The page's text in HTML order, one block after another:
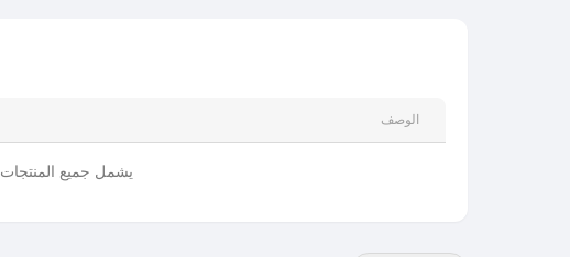
الوصف
يشمل جميع المنتجات